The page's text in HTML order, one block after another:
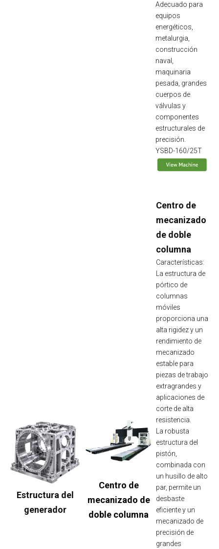
Adecuado para
equipos
energéticos,
metalurgia,
construcción
naval,
maquinaria
pesada, grandes
cuerpos de
válvulas y
componentes
estructurales de
precisión.
YSBD-160/25T
Estructura del
generador
Centro de
mecanizado de
doble columna
Centro de
mecanizado
de doble
columna
Características:
La estructura de
pórtico de
columnas
móviles
proporciona una
alta rigidez y un
rendimiento de
mecanizado
estable para
piezas de trabajo
extragrandes y
aplicaciones de
corte de alta
resistencia.
La robusta
estructura del
pistón,
combinada con
un husillo de alto
par, permite un
desbaste
eficiente y un
mecanizado de
precisión de
grandes